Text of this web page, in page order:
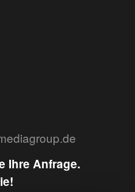
Ihre Anfrage.